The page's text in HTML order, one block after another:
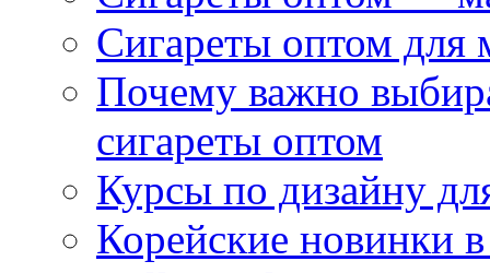
Сигареты оптом для
Почему важно
сигареты оптом
Курсы по дизайну
Корейские новинки